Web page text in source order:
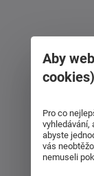
Aby
cookies)
Pro co
vyhledávání,
abyste
vás
nemuseli